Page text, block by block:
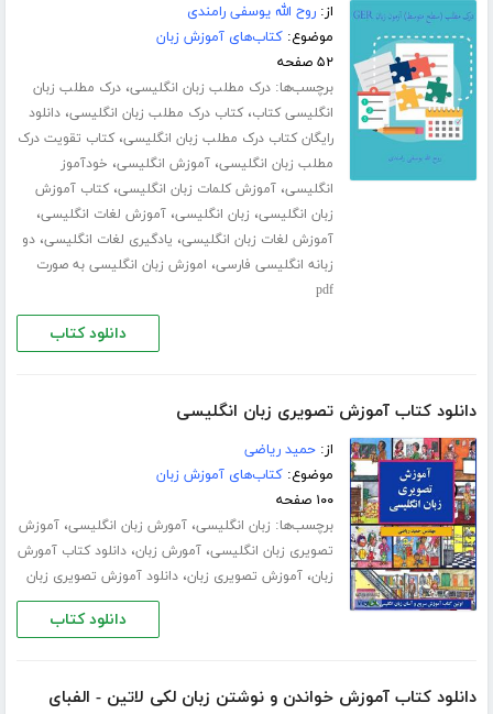
از:روح الله یوسفی رامندی
موضوع:کتاب‌های آموزش زبان
۵۲ صفحه
برچسب‌ها:درک مطلب زبان انگلیسی،درک مطلب زبان
انگلیسی کتاب،کتاب درک مطلب زبان انگلیسی،دانلود
رایگان کتاب درک مطلب زبان انگلیسی،کتاب تقویت درک
مطلب زبان انگلیسی،آموزش انگلیسی، خودآموز
انگلیسی،آموزش کلمات زبان انگلیسی،کتاب آموزش
زبان انگلیسی، زبان انگلیسی،آموزش لغات انگلیسی،
آموزش لغات زبان انگلیسی، یادگیری لغات انگلیسی،دو
زبانه انگلیسی فارسی، اموزش زبان انگلیسی به صورت
pdf
دانلود کتاب
دانلود کتاب آموزش تصویری زبان انگلیسی
از:حمید ریاضی
موضوع:کتاب‌های آموزش زبان
۱۰۰ صفحه
برچسب‌ها: زبان انگلیسی،آمورش زبان انگلیسی،آموزش
تصویری زبان انگلیسی،آمورش زبان،دانلود کتاب آمورش
زبان،آموزش تصویری زبان،دانلود آموزش تصویری زبان
دانلود کتاب
دانلود کتاب آموزش خواندن و نوشتن زبان لکی لاتین - الفبای